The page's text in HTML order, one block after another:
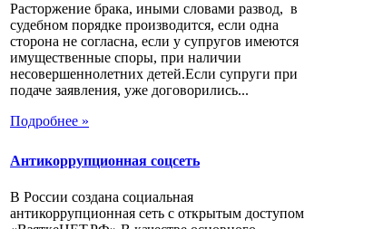
Расторжение брака, иными словами развод, в
судебном порядке производится, если одна
сторона не согласна, если у супругов имеются
имущественные споры, при наличии
несовершеннолетних детей.Если супруги при
подаче заявления, уже договорились...
Подробнее »
Антикоррупционная соцсеть
В России создана социальная
антикоррупционная сеть с открытым доступом